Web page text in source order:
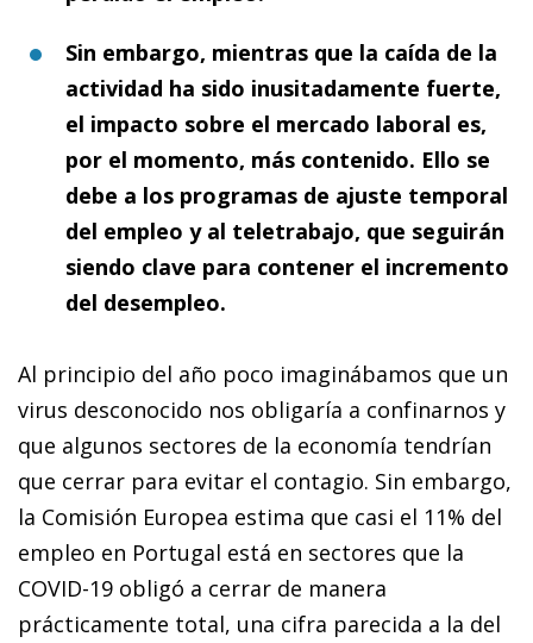
Sin embargo, mientras que la caída de la
actividad ha sido inusitadamente fuerte,
el impacto sobre el mercado laboral es,
por el momento, más contenido. Ello se
debe a los programas de ajuste temporal
del empleo y al teletrabajo, que seguirán
siendo clave para contener el incremento
del desempleo.
Al principio del año poco imaginábamos que un
virus desconocido nos obligaría a confinarnos y
que algunos sectores de la economía tendrían
que cerrar para evitar el contagio. Sin embargo,
la Comisión Europea estima que casi el 11% del
empleo en Portugal está en sectores que la
COVID-19 obligó a cerrar de manera
prácticamente total, una cifra parecida a la del